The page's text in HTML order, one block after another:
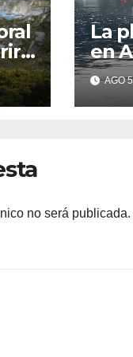
La
en
AGO
no será publicada.